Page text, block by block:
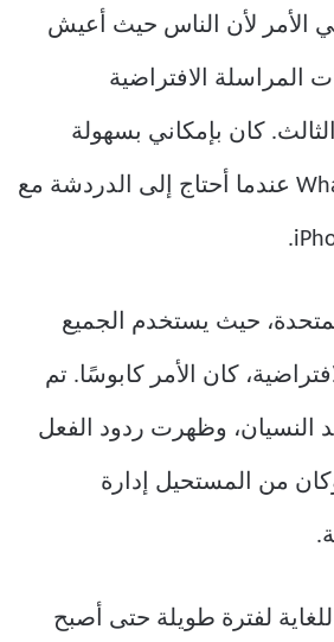
الأمر لأن الناس حيث أعيش
المراسلة الافتراضية
كان بإمكاني بسهولة
التحول إلى WhatsApp عندما أحتاج إلى الدردشة مع
حيث يستخدم الجميع
كان الأمر كابوسًا. تم
وظهرت ردود الفعل
من المستحيل إدارة
لفترة طويلة حتى أصبح